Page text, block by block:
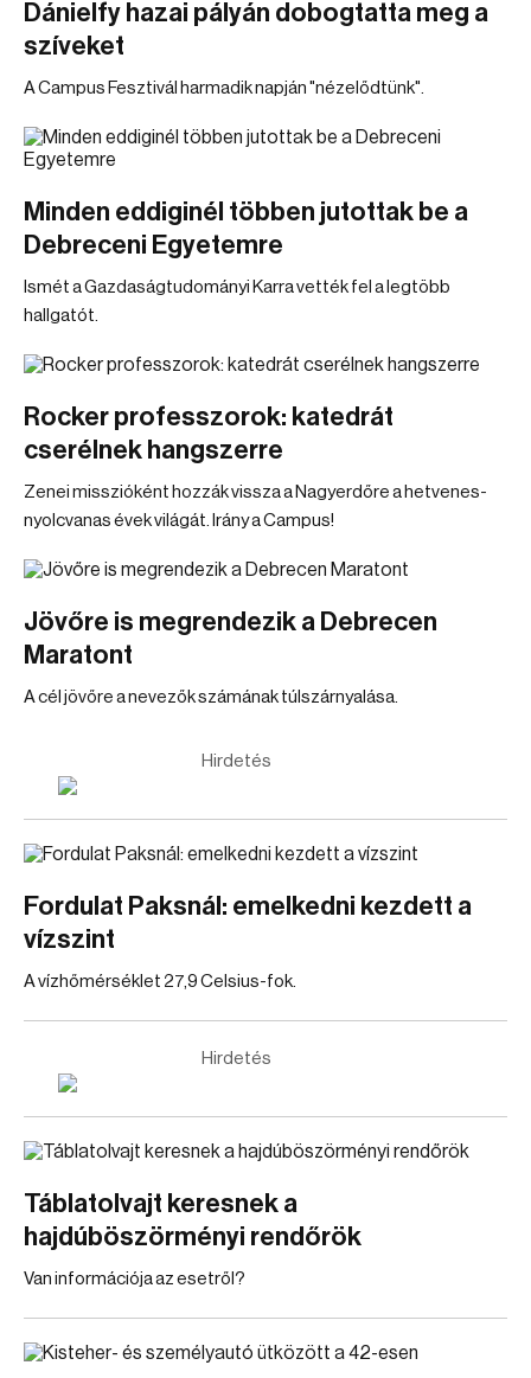
Dánielfy hazai pályán dobogtatta meg a
szíveket
A Campus Fesztivál harmadik napján "nézelődtünk".
Minden eddiginél többen jutottak be a
Debreceni Egyetemre
Ismét a Gazdaságtudományi Karra vették fel a legtöbb
hallgatót.
Rocker professzorok: katedrát
cserélnek hangszerre
Zenei misszióként hozzák vissza a Nagyerdőre a hetvenes-
nyolcvanas évek világát. Irány a Campus!
Jövőre is megrendezik a Debrecen
Maratont
A cél jövőre a nevezők számának túlszárnyalása.
Hirdetés
Fordulat Paksnál: emelkedni kezdett a
vízszint
A vízhőmérséklet 27,9 Celsius-fok.
Hirdetés
Táblatolvajt keresnek a
hajdúböszörményi rendőrök
Van információja az esetről?